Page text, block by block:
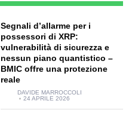
Segnali d’allarme per i
possessori di XRP:
vulnerabilità di sicurezza e
nessun piano quantistico –
BMIC offre una protezione
reale
DAVIDE MARROCCOLI
24 APRILE 2026